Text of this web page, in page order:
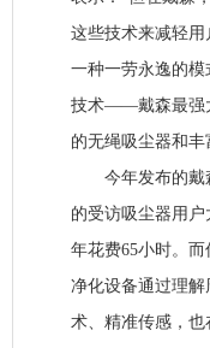
这些技术来减轻
一种一劳永逸的模
技术——戴森最强
的无绳吸尘器和
今年发布的戴森
的受访吸尘器用
年花费65小时。
净化设备通过理
术、精准传感，